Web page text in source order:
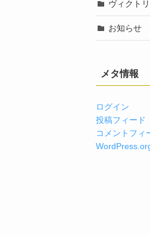
ヴィクト
お知らせ
メタ情報
ログイン
投稿フィード
コメントフィ